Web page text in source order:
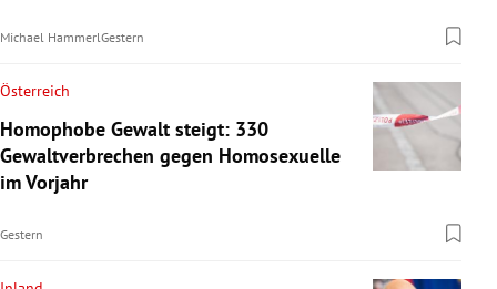
Michael HammerlGestern
Österreich
Homophobe Gewalt steigt: 330
Gewaltverbrechen gegen Homosexuelle
im Vorjahr
Gestern